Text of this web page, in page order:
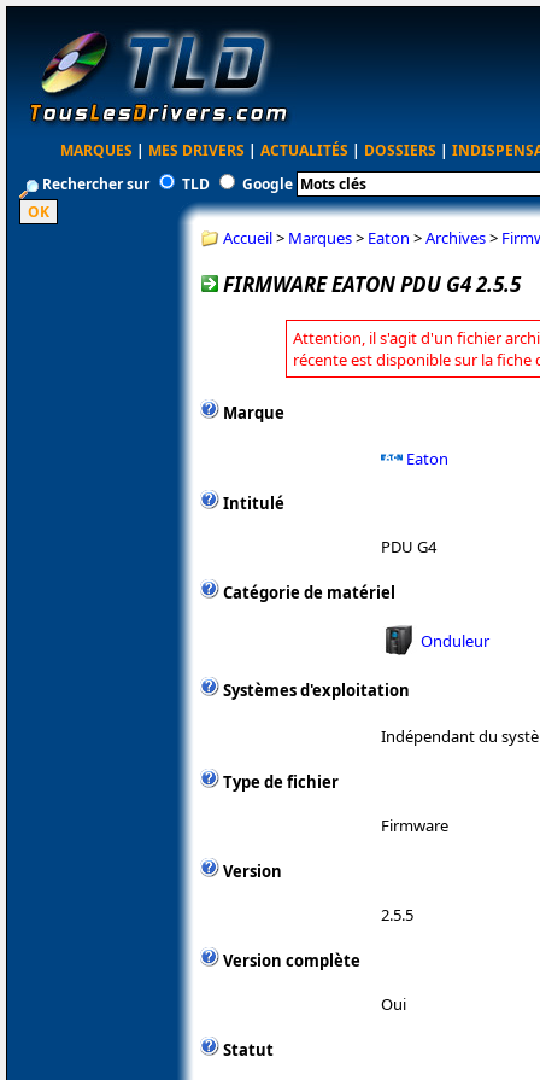
MARQUES | MES DRIVERS | ACTUALITÉS | DOSSIERS |
Rechercher sur
TLD Google
Accueil> Marques> Eaton >Archives>
FIRMWARE EATON PDU G4 2.5.5
Attention, il s'agit d'un fichier
récente est disponible sur la fiche
Marque
Eaton
Intitulé
PDU G4
Catégorie de matériel
Onduleur
Systèmes d'exploitation
Indépendant du
Type de fichier
Firmware
Version
2.5.5
Version complète
Oui
Statut